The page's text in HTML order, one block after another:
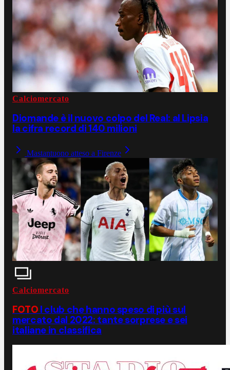
Calciomercato
Diomande è il nuovo colpo del Real: al Lipsia
la cifra record di 140 milioni
Mastantuono atteso a Firenze
Calciomercato
FOTO I club che hanno speso di più sul
mercato dal 2022: tante sorprese e sei
italiane in classifica